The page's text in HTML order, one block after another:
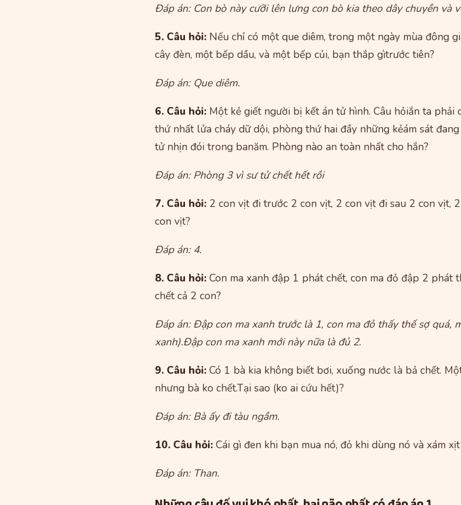
Đáp án: Con bò này cưỡi lên lưng con bò kia theo dây chuyền và
5. Câu hỏi: Nếu chỉ có một que diêm, trong một ngày mùa đông
cây đèn, một bếp dầu, và một bếp củi, bạn thắp gìtrước tiên?
Đáp án: Que diêm.
6. Câu hỏi: Một kẻ giết người bị kết án tử hình. Câu hỏiắn ta
thứ nhất lửa cháy dữ dội, phòng thứ hai đầy những kẻám sát
tử nhịn đói trong banăm. Phòng nào an toàn nhất cho hắn?
Đáp án: Phòng 3 vì sư tử chết hết rồi
7. Câu hỏi: 2 con vịt đi trước 2 con vịt, 2 con vịt đi sau 2 con vịt,
con vịt?
Đáp án: 4.
8. Câu hỏi: Con ma xanh đập 1 phát chết, con ma đỏ đập 2 phát
chết cả 2 con?
Đáp án: Đập con ma xanh trước là 1, con ma đỏ thấy thế sợ quá,
xanh).Đập con ma xanh mới này nữa là đủ 2.
9. Câu hỏi: Có 1 bà kia không biết bơi, xuống nước là bả chết.
nhưng bà ko chết.Tại sao (ko ai cứu hết)?
Đáp án: Bà ấy đi tàu ngầm.
10. Câu hỏi: Cái gì đen khi bạn mua nó, đỏ khi dùng nó và xám
Đáp án: Than.